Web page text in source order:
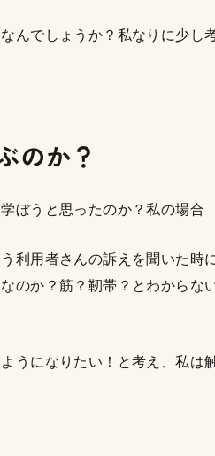
んでしょうか？私なりに少し
のか？
ぼうと思ったのか？私の場合
利用者さんの訴えを聞いた時
のか？筋？靭帯？とわからな
うになりたい！と考え、私は